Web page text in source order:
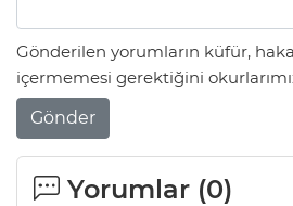
Gönderilen yorumların küfür,
içermemesi gerektiğini
Gönder
Yorumlar (0)